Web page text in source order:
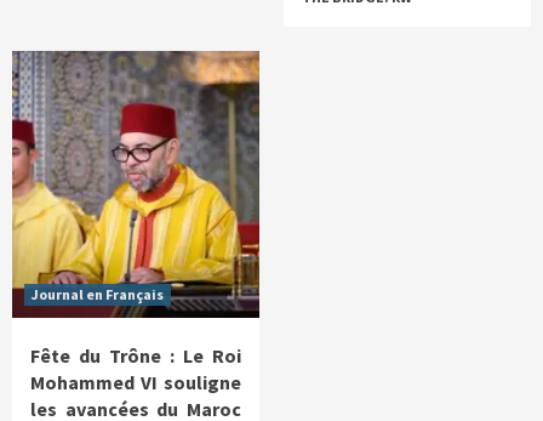
Journal en Français
Fête du Trône : Le Roi
Mohammed VI souligne
les avancées du Maroc